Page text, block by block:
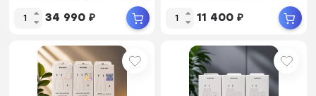
Inverte...34 990 ₽ 11 400 ₽